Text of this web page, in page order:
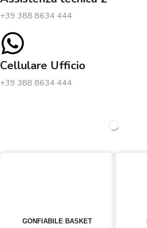
+39 388 8634 444
Cellulare Ufficio
+39 388 8634 444
GONFIABILE BASKET